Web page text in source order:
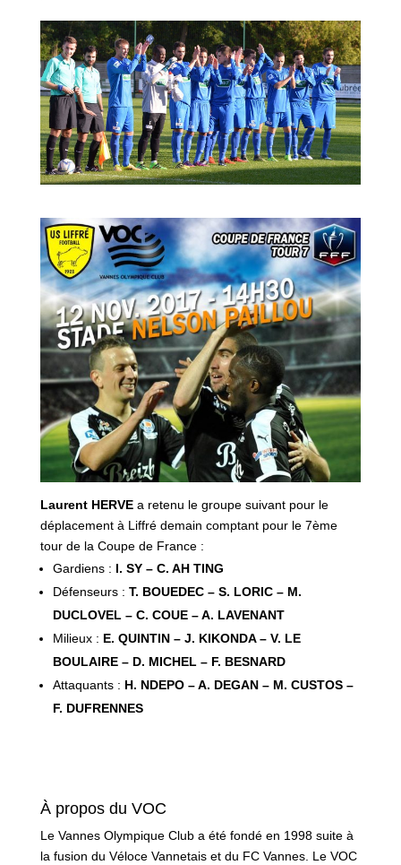
Laurent HERVEa retenu le groupe suivant pour le
déplacement à Liffré demain comptant pour le 7ème
tour de la Coupe de France :
Gardiens : I. SY – C. AH TING
Défenseurs : T. BOUEDEC – S. LORIC – M.
DUCLOVEL – C. COUE – A. LAVENANT
Milieux : E. QUINTIN – J. KIKONDA – V. LE
BOULAIRE – D. MICHEL – F. BESNARD
Attaquants : H. NDEPO – A. DEGAN – M. CUSTOS –
F. DUFRENNES
À propos du VOC
Le Vannes Olympique Club a été fondé en 1998 suite à
la fusion du Véloce Vannetais et du FC Vannes. Le VOC